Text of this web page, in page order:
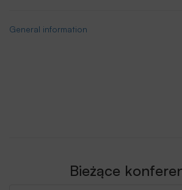
General information
Bieżące